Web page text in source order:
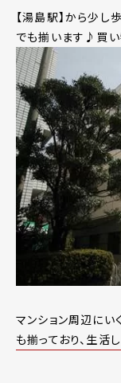
【湯島駅】から少し
でも揃います♪買い
マンション周辺にい
も揃っており、生活